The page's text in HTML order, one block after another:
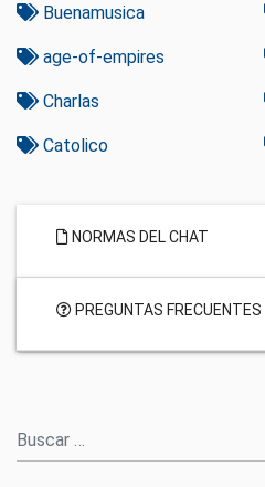
Buenamusica
age-of-empires
Charlas
Catolico
NORMAS DEL CHAT
PREGUNTAS FRECUENTES